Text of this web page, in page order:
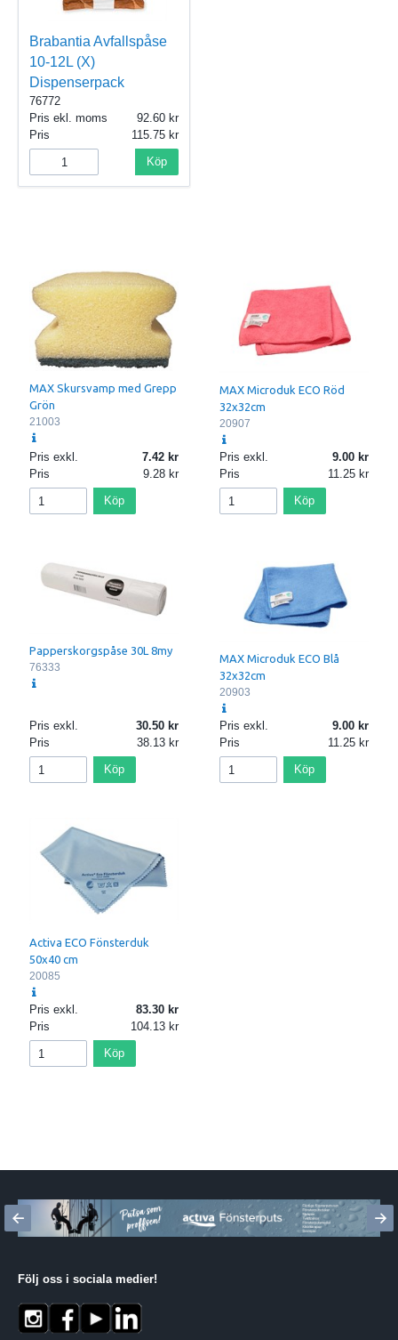
Brabantia Avfallspåse
10-12L (X)
Dispenserpack
76772
Pris ekl. moms
92.60
Pris
115.75
Köp
MAX Skursvamp med Grepp
Grön
21003
Pris exkl.
7.42
Pris
9.28
Köp
MAX Microduk ECO Röd
32x32cm
20907
Pris exkl.
9.00
Pris
11.25
Köp
Papperskorgspåse 30L 8my
76333
Pris exkl.
30.50
Pris
38.13
Köp
MAX Microduk ECO Blå
32x32cm
20903
Pris exkl.
9.00
Pris
11.25
Köp
Activa ECO Fönsterduk
50x40 cm
20085
Pris exkl.
83.30
Pris
104.13
Köp
Följ oss i sociala medier!